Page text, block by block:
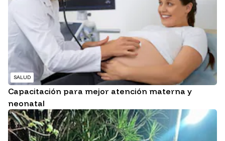
SALUD
Capacitación para mejor atención materna y
neonatal